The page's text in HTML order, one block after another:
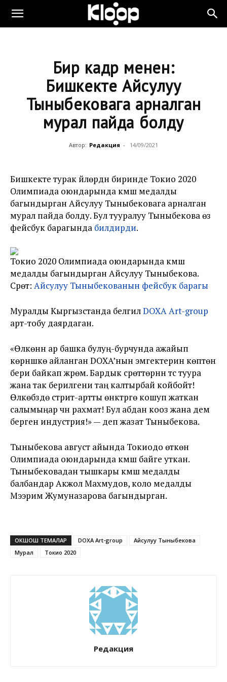
Бир кадр менен:
Бишкекте Айсулуу
Тыныбековага арналган
мурал пайда болду
Автор: Редакция - 14/09/2021
Бишкекте турак үйлөрдүн биринде Токио 2020
Олимпиада оюндарында күмүш медалды
багындырган Айсулуу Тыныбековага арналган
мурал пайда болду. Бул тууралуу Тыныбекова өзү
фейсбук барагында билдирди.
Токио 2020 Олимпиада оюндарында күмүш
медалды багындырган Айсулуу Тыныбекова.
Сүрөт: Айсулуу Тыныбекованын фейсбук барагы
Муралды Кыргызстанда белгилүүDOXA Art-group
арт-тобу даярдаган.
«Өлкөнүн ар башка булуң-бурчунда ажайып
көрүнүшкө айланган DOXA’нын эмгектерин көптөн
бери байкап жүрөм. Бардык сүрөттөрүнүн түсү туура
жана так берилгени таң калтырбай койбойт!
Өлкөбүздө стрит-артты өнүктүрүүгө кошуп жаткан
салымыңар үчүн рахмат! Бул абдан кооз жана дем
берген индустрия!» — деп жазат Тыныбекова.
Тыныбекова август айында Токиодо өткөн
Олимпиада оюндарында күмүш байге уткан.
Тыныбековадан тышкары күмүш медалды
балбандар Акжол Махмудов, коло медалды
Мээрим Жумуназарова багындырган.
ОКШОШ ТЕМАЛАР DOXA Art-group
Айсулуу Тыныбекова
Мурал
Токио 2020
Редакция